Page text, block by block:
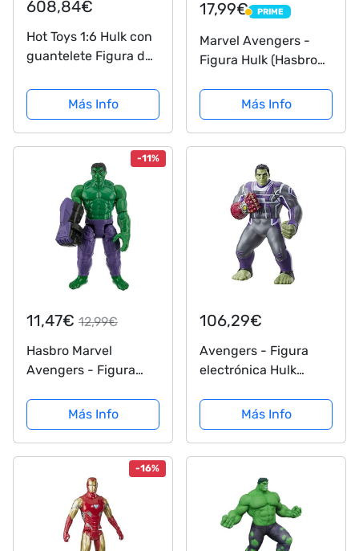
608,84€
Hot Toys 1:6 Hulk con
guantelete Figura de
Endgame
Más Info
17,99€ PRIME
PRIME
Marvel Avengers -
Figura Hulk (Hasbro
Más Info
-11%
11,47€ 12,99€
Hasbro Marvel
Avengers - Figura
de 15 cm con
Accesorio Mech de
Batalla - para niños
de 4 años en adelante
Más Info
106,29€
Avengers - Figura
electrónica Hulk
Versión inglesa
Más Info
-16%